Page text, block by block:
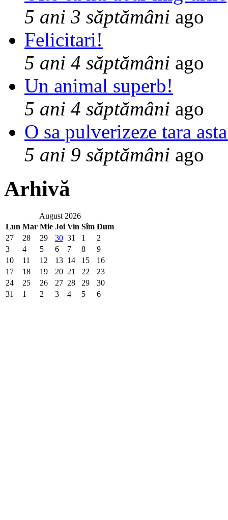
5 ani 3 săptămâni ago
Felicitari!
5 ani 4 săptămâni ago
Un animal superb!
5 ani 4 săptămâni ago
O sa pulverizeze tara
5 ani 9 săptămâni ago
Arhivă
August 2026
Lun Mar Mie Joi Vin Sîm Dum
27
28 29 30 31 1
2
3
4 5 6 7 8
9
10
11 12 13 14 15
16
17
18 19 20 21 22
23
24
25 26 27 28 29
30
31
1 2 3 4 5 6